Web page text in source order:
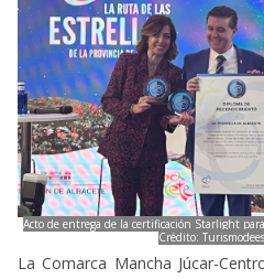
Acto de entrega de la certificación Starlight
Crédito:
La Comarca Mancha Júcar-
Barrax, Fuensanta, La